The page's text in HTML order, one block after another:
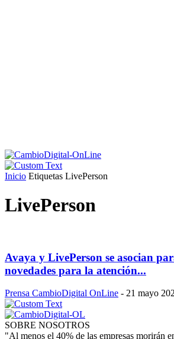
Inicio Etiquetas LivePerson
LivePerson
Avaya y LivePerson se asocian
novedades para la atención...
Prensa CambioDigital OnLine - 21 mayo
SOBRE NOSOTROS
"Al menos el 40% de las empresas morirán